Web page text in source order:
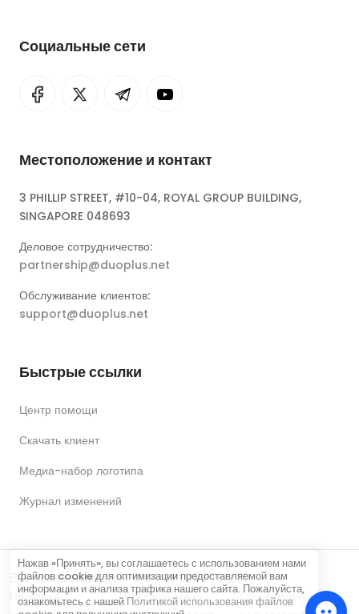
Социальные сети
Местоположение и контакт
3 PHILLIP STREET, #10-04, ROYAL GROUP BUILDING,
SINGAPORE 048693
Деловое сотрудничество:
partnership@duoplus.net
Обслуживание клиентов:
support@duoplus.net
Быстрые ссылки
Центр помощи
Скачать клиент
Медиа-набор логотипа
Журнал изменений
Все права защищены © DUOPLUS PTE. LTD.
Политика
Соглашение о
Соглашение
Нажав «Принять», вы соглашаетесь с использованием нами
файлов cookie для оптимизации предоставляемой вам
информации и анализа трафика нашего сайта. Пожалуйста,
ознакомьтесь с нашей Политикой использования файлов